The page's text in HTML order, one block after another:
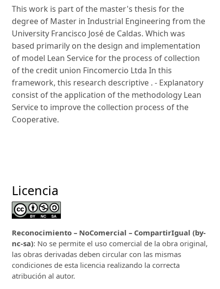
This work is part of the master's thesis for the
degree of Master in Industrial Engineering from the
University Francisco José de Caldas. Which was
based primarily on the design and implementation
of model Lean Service for the process of collection
of the credit union Fincomercio Ltda In this
framework, this research descriptive . - Explanatory
consist of the application of the methodology Lean
Service to improve the collection process of the
Cooperative.
Licencia
Reconocimiento – NoComercial – CompartirIgual (by-
nc-sa): No se permite el uso comercial de la obra original,
las obras derivadas deben circular con las mismas
condiciones de esta licencia realizando la correcta
atribución al autor.